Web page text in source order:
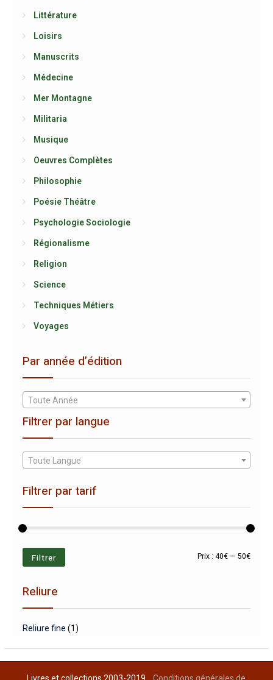
Littérature
Loisirs
Manuscrits
Médecine
Mer Montagne
Militaria
Musique
Oeuvres Complètes
Philosophie
Poésie Théâtre
Psychologie Sociologie
Régionalisme
Religion
Science
Techniques Métiers
Voyages
Par année d’édition
Toute Année
Filtrer par langue
Toute Langue
Filtrer par tarif
Prix
Prix
Filtrer Prix :40€ —50€
Reliure
Reliure fine (1)